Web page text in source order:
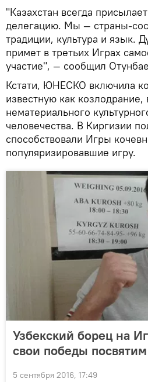
"Казахстан всегда
делегацию. Мы — страны-
традиции, культура и язык.
примет в третьих Играх
участие", — сообщил
Кстати, ЮНЕСКО включила
известную как козлодрание,
нематериального
человечества. В Киргизии
способствовали Игры
популяризировавшие игру.
Узбекский борец на
свои победы
5 сентября 2016, 17:49